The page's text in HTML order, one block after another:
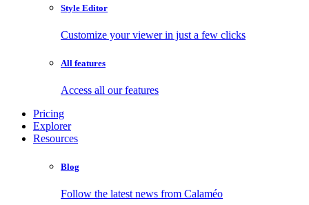
Style Editor
Customize your viewer in just a few clicks
All features
Access all our features
Pricing
Explorer
Resources
Blog
Follow the latest news from Calaméo